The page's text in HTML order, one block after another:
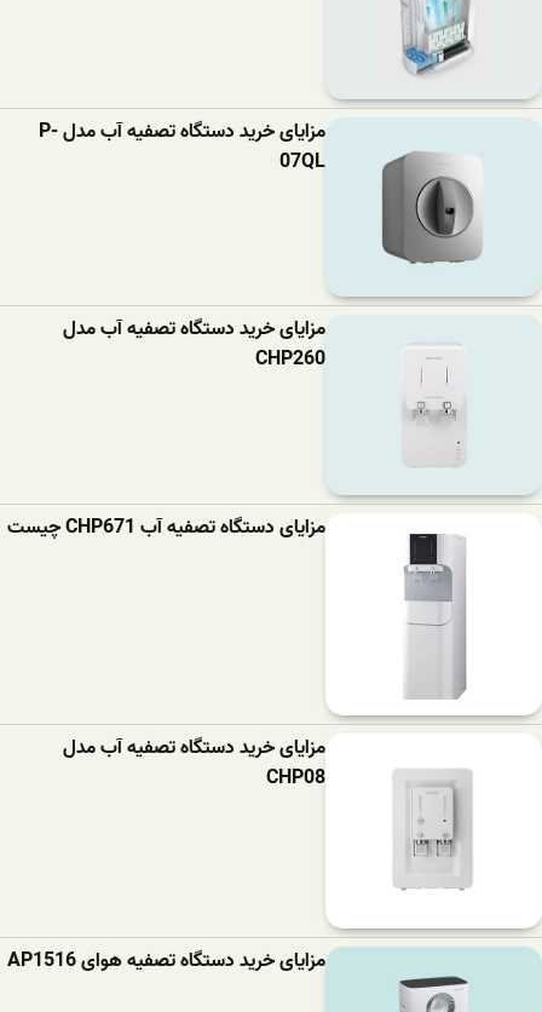
مزایای خرید دستگاه تصفیه آب مدل P-
07QL
مزایای خرید دستگاه تصفیه آب مدل
CHP260
مزایای دستگاه تصفیه آب CHP671 چیست
مزایای خرید دستگاه تصفیه آب مدل
CHP08
مزایای خرید دستگاه تصفیه هوای AP1516